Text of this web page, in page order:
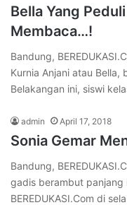
Bella Yang
Membaca…!
Bandung,
Kurnia Anjani atau Bella,
Belakangan ini, siswi
admin April 17, 2018
Sonia Gemar
Bandung,
gadis berambut panjang
BEREDUKASI.Com di